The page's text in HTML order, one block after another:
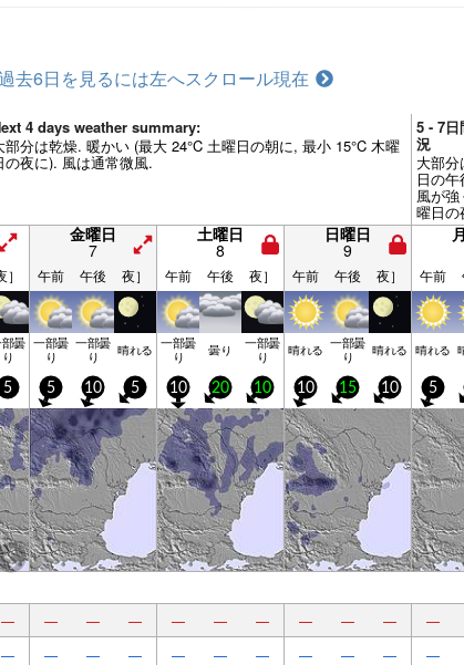
去6日を見るには左へスクロール現在
4 days weather summary:
部分は乾燥. 暖かい (最大 24°C 土曜日の朝に, 最小 15°C 木曜
の夜に). 風は通常微風.
5 - 7
況
大部
日の
風が
曜日
午前中
金曜日
7
土曜日
8
日曜日
9
］ 午前 午後 夜］ 午前 午後 夜］ 午前 午後 夜］ 午前
曇
り
一部曇
り
一部曇
り 晴れる 一部曇
り 曇り 一部曇
り 晴れる 一部曇
り 晴れる 晴れる
5 5 10 5 10 20 10 10 15 10 5
— — — — — — — — — — —
—
— — — — — — — — — —